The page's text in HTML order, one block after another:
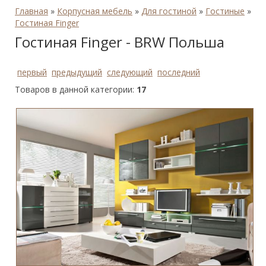
Главная » Корпусная мебель » Для гостиной » Гостиные »
Гостиная Finger
Гостиная Finger - BRW Польша
первый предыдущий следующий последний
Товаров в данной категории: 17